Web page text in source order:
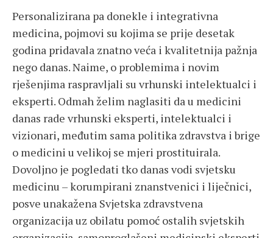
Personalizirana pa donekle i integrativna
medicina, pojmovi su kojima se prije desetak
godina pridavala znatno veća i kvalitetnija pažnja
nego danas. Naime, o problemima i novim
rješenjima raspravljali su vrhunski intelektualci i
eksperti. Odmah želim naglasiti da u medicini
danas rade vrhunski eksperti, intelektualci i
vizionari, međutim sama politika zdravstva i brige
o medicini u velikoj se mjeri prostituirala.
Dovoljno je pogledati tko danas vodi svjetsku
medicinu – korumpirani znanstvenici i liječnici,
posve unakažena Svjetska zdravstvena
organizacija uz obilatu pomoć ostalih svjetskih